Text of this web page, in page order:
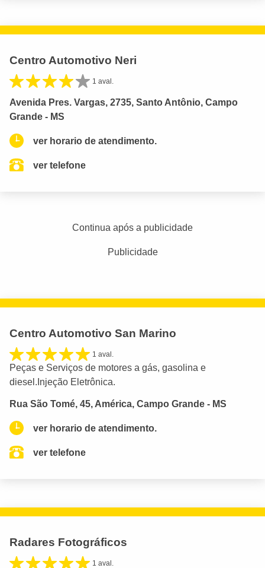
Centro Automotivo Neri
1 aval.
Avenida Pres. Vargas, 2735, Santo Antônio, Campo
Grande - MS
ver horario de atendimento.
ver telefone
Continua após a publicidade
Publicidade
Centro Automotivo San Marino
1 aval.
Peças e Serviços de motores a gás, gasolina e
diesel.Injeção Eletrônica.
Rua São Tomé, 45, América, Campo Grande - MS
ver horario de atendimento.
ver telefone
Radares Fotográficos
1 aval.